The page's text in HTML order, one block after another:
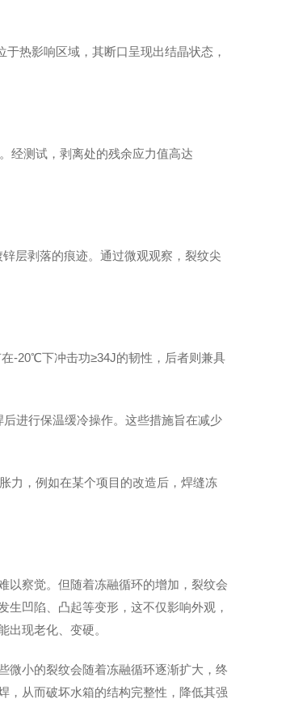
热影响区域，其断口呈现出结晶状态，
经测试，剥离处的残余应力值高达
层剥落的痕迹。通过微观观察，裂纹尖
-20℃下冲击功≥34J的韧性，后者则兼具
进行保温缓冷操作。这些措施旨在减少
力，例如在某个项目的改造后，焊缝冻
以察觉。但随着冻融循环的增加，裂纹会
凹陷、凸起等变形，这不仅影响外观，
现老化、变硬。
微小的裂纹会随着冻融循环逐渐扩大，终
，从而破坏水箱的结构完整性，降低其强